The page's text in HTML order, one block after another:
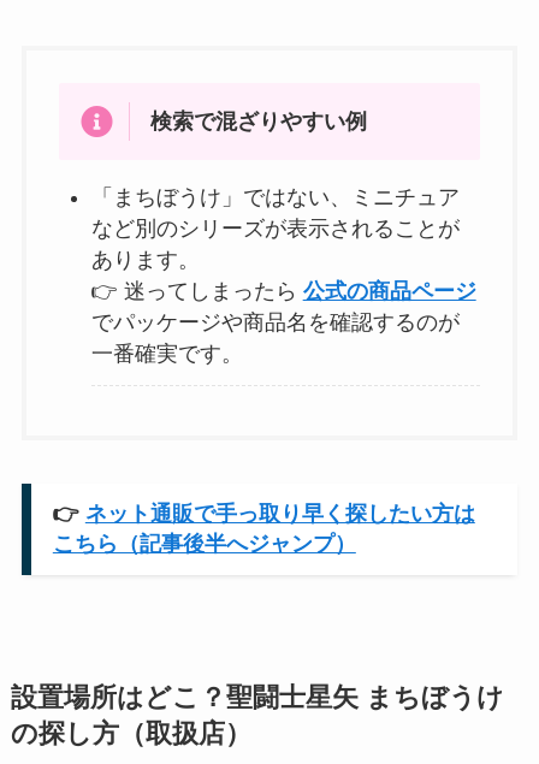
検索で混ざりやすい例
「まちぼうけ」ではない、ミニチュア
など別のシリーズが表示されることが
あります。
👉 迷ってしまったら 公式の商品ページ
でパッケージや商品名を確認するのが
一番確実です。
👉 ネット通販で手っ取り早く探したい方は
こちら（記事後半へジャンプ）
設置場所はどこ？聖闘士星矢 まちぼうけ
の探し方（取扱店）